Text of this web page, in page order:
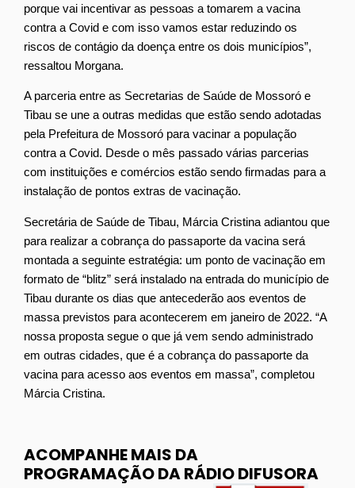
porque vai incentivar as pessoas a tomarem a vacina
contra a Covid e com isso vamos estar reduzindo os
riscos de contágio da doença entre os dois municípios”,
ressaltou Morgana.
A parceria entre as Secretarias de Saúde de Mossoró e
Tibau se une a outras medidas que estão sendo adotadas
pela Prefeitura de Mossoró para vacinar a população
contra a Covid. Desde o mês passado várias parcerias
com instituições e comércios estão sendo firmadas para a
instalação de pontos extras de vacinação.
Secretária de Saúde de Tibau, Márcia Cristina adiantou que
para realizar a cobrança do passaporte da vacina será
montada a seguinte estratégia: um ponto de vacinação em
formato de “blitz” será instalado na entrada do município de
Tibau durante os dias que antecederão aos eventos de
massa previstos para acontecerem em janeiro de 2022. “A
nossa proposta segue o que já vem sendo administrado
em outras cidades, que é a cobrança do passaporte da
vacina para acesso aos eventos em massa”, completou
Márcia Cristina.
ACOMPANHE MAIS DA
PROGRAMAÇÃO DA RÁDIO DIFUSORA